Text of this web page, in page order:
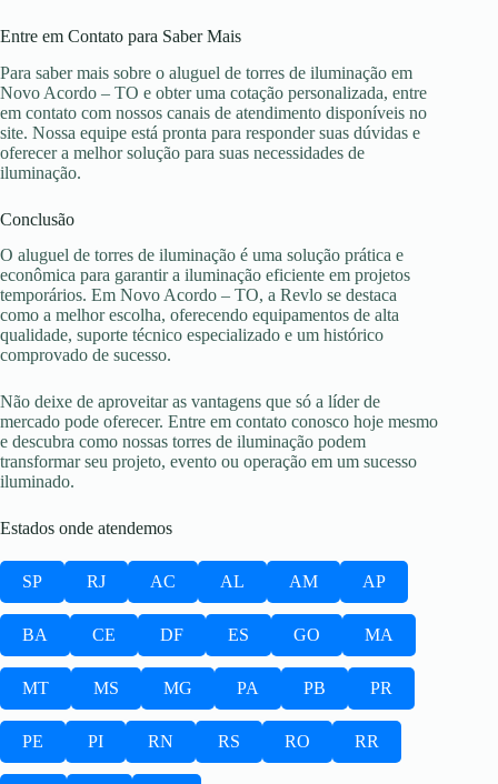
Entre em Contato para Saber Mais
Para saber mais sobre o aluguel de torres de iluminação em
Novo Acordo – TO e obter uma cotação personalizada, entre
em contato com nossos canais de atendimento disponíveis no
site. Nossa equipe está pronta para responder suas dúvidas e
oferecer a melhor solução para suas necessidades de
iluminação.
Conclusão
O aluguel de torres de iluminação é uma solução prática e
econômica para garantir a iluminação eficiente em projetos
temporários. Em Novo Acordo – TO, a Revlo se destaca
como a melhor escolha, oferecendo equipamentos de alta
qualidade, suporte técnico especializado e um histórico
comprovado de sucesso.
Não deixe de aproveitar as vantagens que só a líder de
mercado pode oferecer. Entre em contato conosco hoje mesmo
e descubra como nossas torres de iluminação podem
transformar seu projeto, evento ou operação em um sucesso
iluminado.
Estados onde atendemos
SP RJ AC AL AM AP
BA CE DF ES GO MA
MT MS MG PA PB PR
PE PI RN RS RO RR